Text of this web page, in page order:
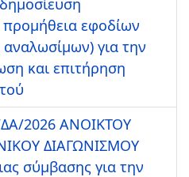
εφοδίων
για την
και επιτήρηση
2026 ΑΝΟΙΚΤΟΥ
ΔΙΑΓΩΝΙΣΜΟΥ
σύμβασης για την